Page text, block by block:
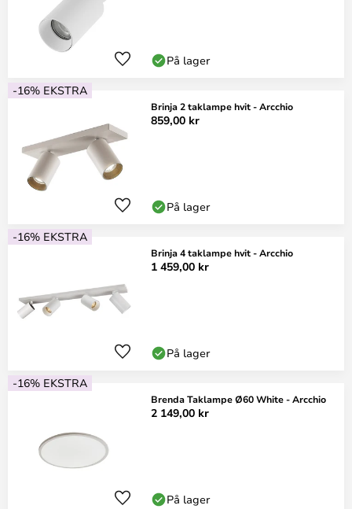
På lager
-16% EKSTRA
Brinja 2 taklampe hvit - Arcchio
859,00 kr
På lager
-16% EKSTRA
Brinja 4 taklampe hvit - Arcchio
1 459,00 kr
På lager
-16% EKSTRA
Brenda Taklampe Ø60 White - Arcchio
2 149,00 kr
På lager